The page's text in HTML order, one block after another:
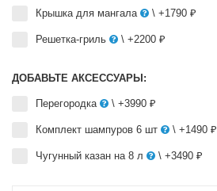
Крышка для мангала \ +1790 ₽
Решетка-гриль \ +2200 ₽
ДОБАВЬТЕ АКСЕССУАРЫ:
Перегородка \ +3990 ₽
Комплект шампуров 6 шт \ +1490 ₽
Чугунный казан на 8 л \ +3490 ₽